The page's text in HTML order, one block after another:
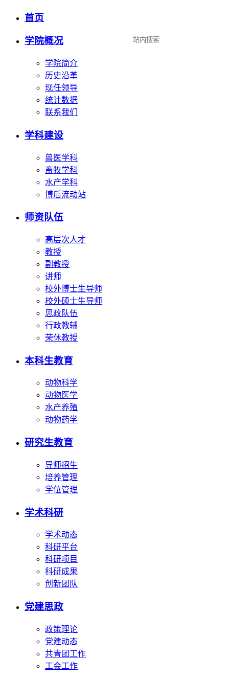
首页
学院概况
学院简介
历史沿革
现任领导
统计数据
联系我们
学科建设
兽医学科
畜牧学科
水产学科
博后流动站
师资队伍
高层次人才
教授
副教授
讲师
校外博士生导师
校外硕士生导师
思政队伍
行政教辅
荣休教授
本科生教育
动物科学
动物医学
水产养殖
动物药学
研究生教育
导师招生
培养管理
学位管理
学术科研
学术动态
科研平台
科研项目
科研成果
创新团队
党建思政
政策理论
党建动态
共青团工作
工会工作